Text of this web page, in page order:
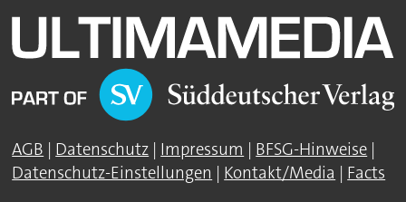
AGB | Datenschutz | Impressum | BFSG-Hinweise |
Datenschutz-Einstellungen | Kontakt/Media | Facts